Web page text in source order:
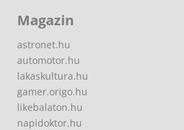
Magazin
astronet.hu
automotor.hu
lakaskultura.hu
gamer.origo.hu
likebalaton.hu
napidoktor.hu